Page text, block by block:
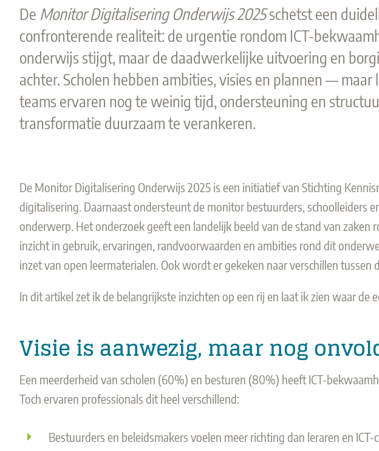
De Monitor Digitalisering Onderwijs 2025schetst een
confronterende realiteit: de urgentie rondom ICT-
onderwijs stijgt, maar de daadwerkelijke uitvoering en
achter. Scholen hebben ambities, visies en plannen — maar
teams ervaren nog te weinig tijd, ondersteuning en
transformatie duurzaam te verankeren.
De Monitor Digitalisering Onderwijs 2025 is een initiatief van Stichting
digitalisering. Daarnaast ondersteunt de monitor bestuurders, schoolleiders
onderwerp. Het onderzoek geeft een landelijk beeld van de stand van
inzicht in gebruik, ervaringen, randvoorwaarden en ambities rond dit
inzet van open leermaterialen. Ook wordt er gekeken naar verschillen tussen
In dit artikel zet ik de belangrijkste inzichten op een rij en laat ik zien waar de
Visie is aanwezig, maar nog
Een meerderheid van scholen (60%) en besturen (80%) heeft ICT-
Toch ervaren professionals dit heel verschillend:
Bestuurders en beleidsmakers voelen meer richting dan leraren en